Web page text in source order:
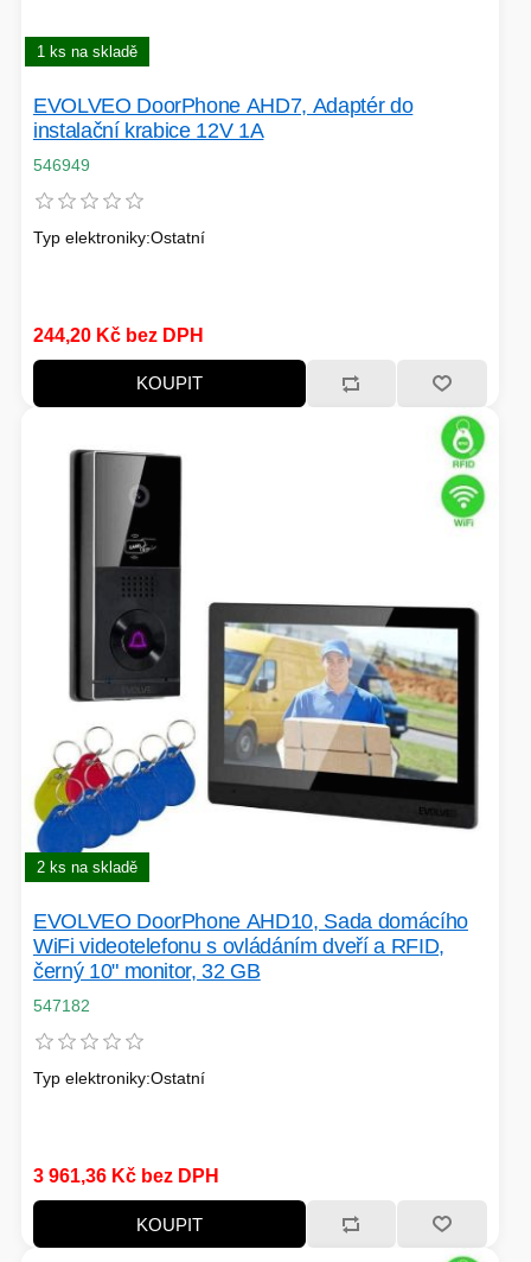
1 ks na skladě
EVOLVEO DoorPhone AHD7, Adaptér do
instalační krabice 12V 1A
546949
Typ elektroniky:Ostatní
244,20 Kč bez DPH
KOUPIT
2 ks na skladě
EVOLVEO DoorPhone AHD10, Sada domácího
WiFi videotelefonu s ovládáním dveří a RFID,
černý 10" monitor, 32 GB
547182
Typ elektroniky:Ostatní
3 961,36 Kč bez DPH
KOUPIT